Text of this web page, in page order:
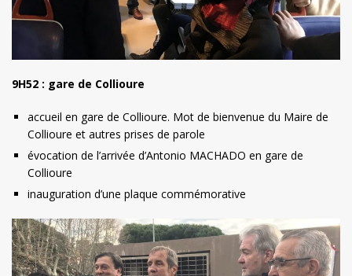
9H52 : gare de Collioure
accueil en gare de Collioure. Mot de bienvenue du Maire de
Collioure et autres prises de parole
évocation de l’arrivée d’Antonio MACHADO en gare de
Collioure
inauguration d’une plaque commémorative